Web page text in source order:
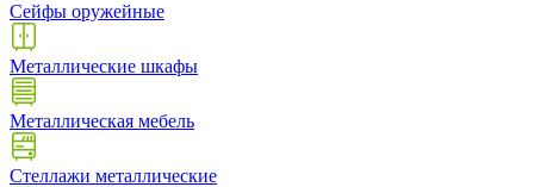
Сейфы оружейные
Металлические шкафы
Металлическая мебель
Стеллажи металлические